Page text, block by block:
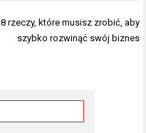
8 rzeczy, które musisz zrobić, aby
szybko rozwinąć swój biznes